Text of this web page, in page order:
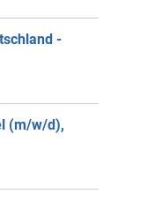
-
(m/w/d),